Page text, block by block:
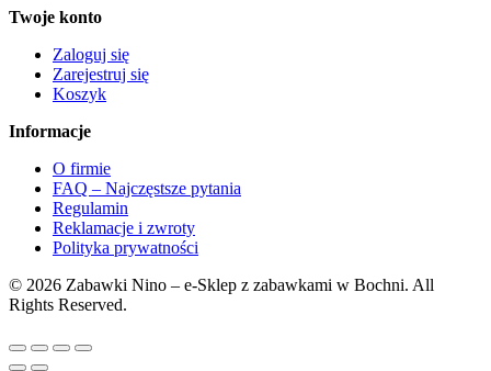
Twoje konto
Zaloguj się
Zarejestruj się
Koszyk
Informacje
O firmie
FAQ – Najczęstsze pytania
Regulamin
Reklamacje i zwroty
Polityka prywatności
© 2026 Zabawki Nino – e-Sklep z zabawkami w Bochni. All
Rights Reserved.